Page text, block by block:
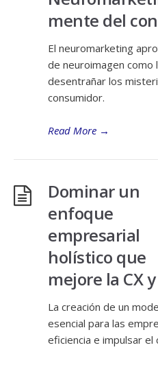
mente del
El neuromarketing
de neuroimagen como
desentrañar los
consumidor.
Read More →
Dominar un
enfoque
empresarial
holístico que
mejore la CX y
La creación de un
esencial para las
eficiencia e impulsar el